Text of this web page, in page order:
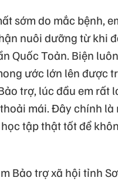
sớm do mắc bệnh,
nuôi dưỡng từ khi
Quốc Toản. Biện
ước lớn lên được
trợ, lúc đầu em rất
mái. Đây chính là
tập thật tốt để
Bảo trợ xã hội tỉnh